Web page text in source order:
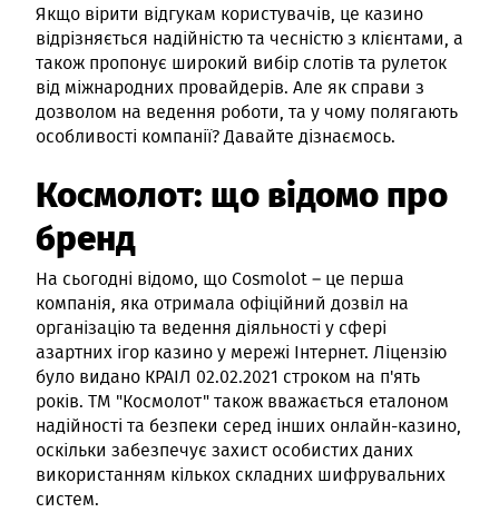
Якщо вірити відгукам користувачів, це казино
відрізняється надійністю та чесністю з клієнтами, а
також пропонує широкий вибір слотів та рулеток
від міжнародних провайдерів. Але як справи з
дозволом на ведення роботи, та у чому полягають
особливості компанії? Давайте дізнаємось.
Космолот: що відомо про
бренд
На сьогодні відомо, що Cosmolot – це перша
компанія, яка отримала офіційний дозвіл на
організацію та ведення діяльності у сфері
азартних ігор казино у мережі Інтернет. Ліцензію
було видано КРАІЛ 02.02.2021 строком на п'ять
років. ТМ "Космолот" також вважається еталоном
надійності та безпеки серед інших онлайн-казино,
оскільки забезпечує захист особистих даних
використанням кількох складних шифрувальних
систем.